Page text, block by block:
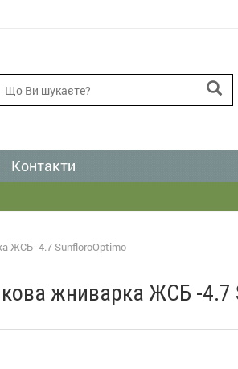
Контакти
ЖСБ -4.7 SunfloroOptimo
жниварка ЖСБ -4.7